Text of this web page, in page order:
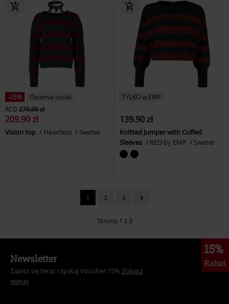
-25%
Ostatnie sztuki
RCD 279.99 zł
209.90 zł
Vision top Heartless Sweter
TYLKO w EMP
139.90 zł
Knitted Jumper with Cuffed
Sleeves
RED by EMP Sweter
1 2 3
Strona 1 z 3
15%
Rabat
Newsletter
Zapisz się teraz i zyskaj Voucher 15% Zobacz
więcej